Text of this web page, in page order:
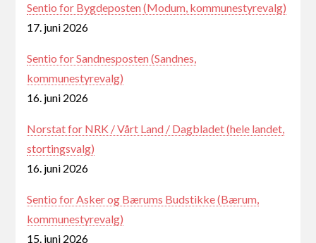
Sentio for Bygdeposten (Modum, kommunestyrevalg)
17. juni 2026
Sentio for Sandnesposten (Sandnes,
kommunestyrevalg)
16. juni 2026
Norstat for NRK / Vårt Land / Dagbladet (hele landet,
stortingsvalg)
16. juni 2026
Sentio for Asker og Bærums Budstikke (Bærum,
kommunestyrevalg)
15. juni 2026